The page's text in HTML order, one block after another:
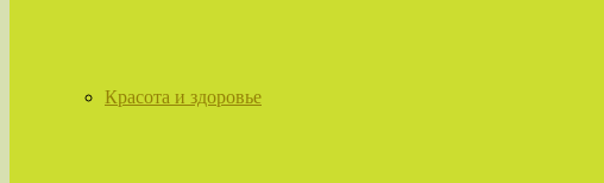
Красота и здоровье